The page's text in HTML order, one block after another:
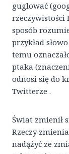
guglować
rzeczywistości
sposób
przykład
temu
ptaka
odnosi się do
Twitterze .
Świat zmienił
Rzeczy
nadążyć ze